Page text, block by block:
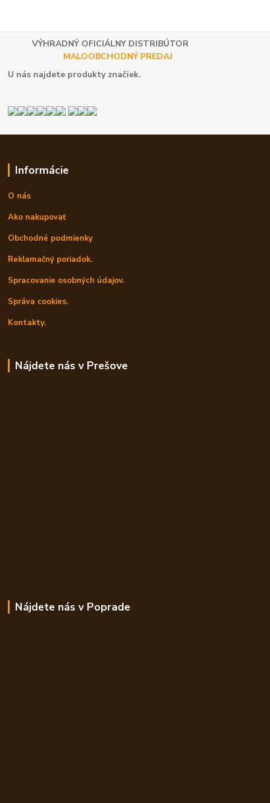
VÝHRADNÝ OFICIÁLNY DISTRIBÚTOR
MALOOBCHODNÝ PREDAJ
U nás najdete produkty značiek.
Informácie
O nás
Ako nakupovať
Obchodné podmienky
Reklamačný poriadok.
Spracovanie osobných údajov.
Správa cookies.
Kontakty.
Nájdete nás v Prešove
Nájdete nás v Poprade